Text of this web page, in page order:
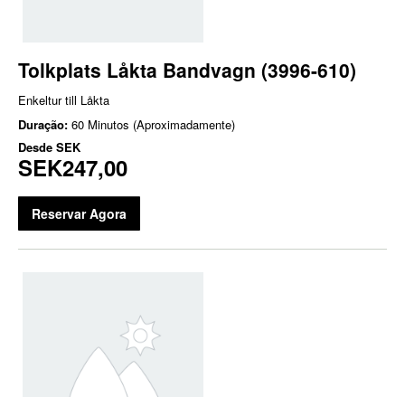
Tolkplats Låkta Bandvagn (3996-610)
Enkeltur till Låkta
Duração: 60 Minutos (Aproximadamente)
Desde SEK
SEK247,00
Reservar Agora